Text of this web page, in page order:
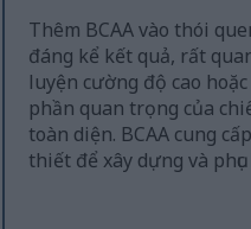
Thêm BCAA vào thói
đáng kể kết quả, rất
luyện cường độ cao
phần quan trọng của
toàn diện. BCAA cung
thiết để xây dựng và